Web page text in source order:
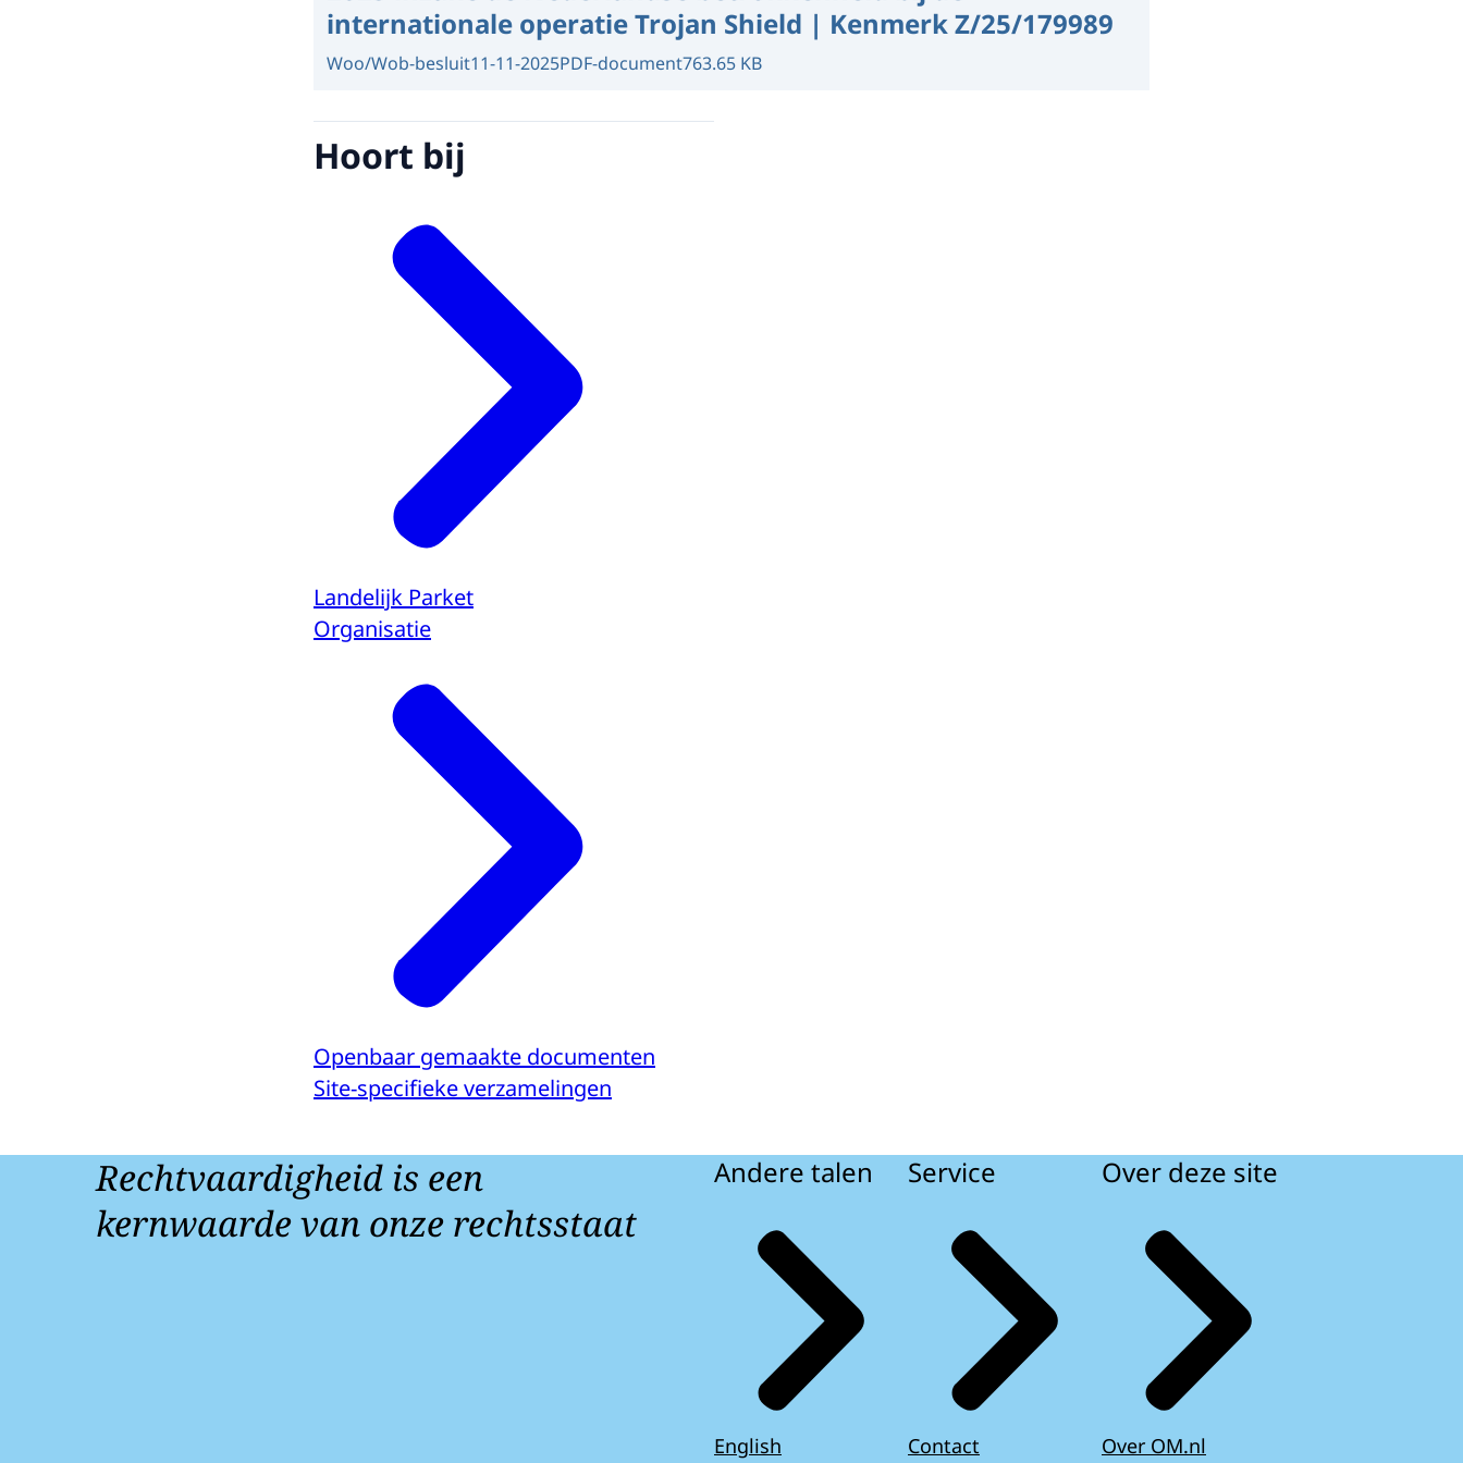
internationale operatie Trojan Shield | Kenmerk Z/25/179989
Woo/Wob-besluit11-11-2025PDF-document763.65 KB
Hoort bij
Landelijk Parket
Organisatie
Openbaar gemaakte documenten
Site-specifieke verzamelingen
Rechtvaardigheid is een
kernwaarde van onze rechtsstaat
Andere talen
English
Service
Contact
Over deze site
Over OM.nl